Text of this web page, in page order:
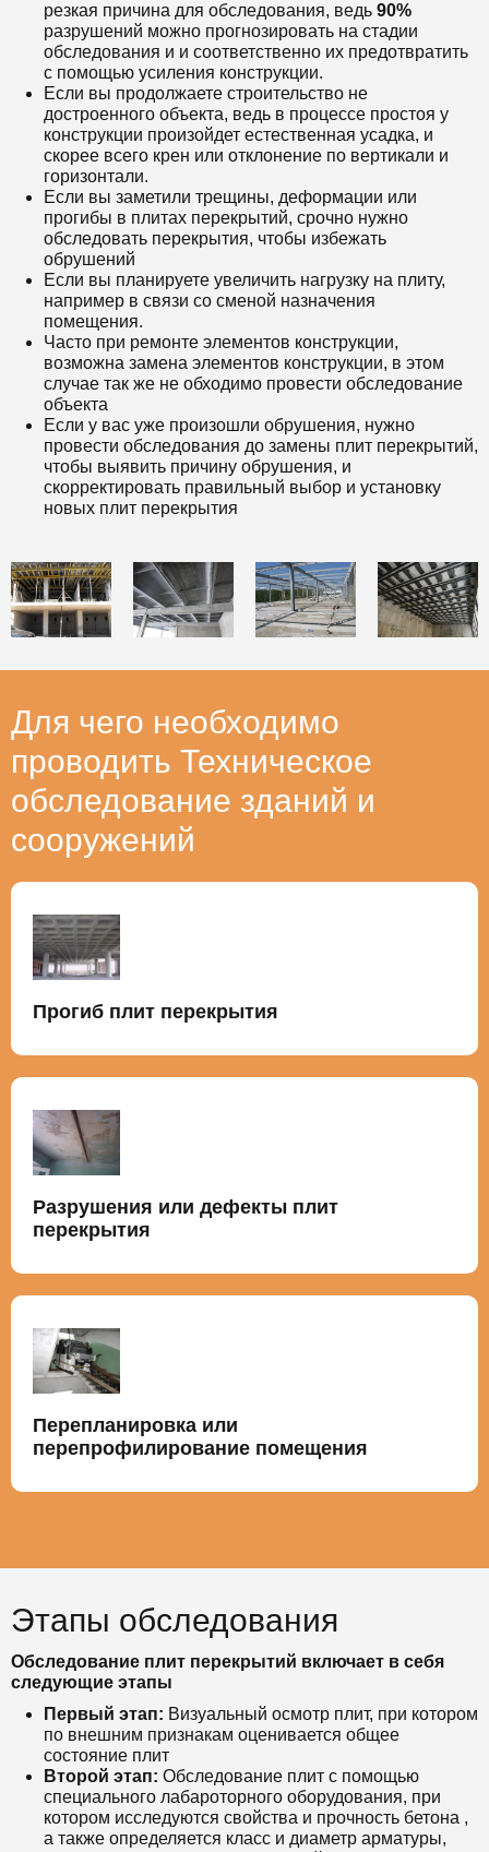
резкая причина для обследования, ведь 90%
разрушений можно прогнозировать на стадии
обследования и и соответственно их предотвратить
с помощью усиления конструкции.
Если вы продолжаете строительство не
достроенного объекта, ведь в процессе простоя у
конструкции произойдет естественная усадка, и
скорее всего крен или отклонение по вертикали и
горизонтали.
Если вы заметили трещины, деформации или
прогибы в плитах перекрытий, срочно нужно
обследовать перекрытия, чтобы избежать
обрушений
Если вы планируете увеличить нагрузку на плиту,
например в связи со сменой назначения
помещения.
Часто при ремонте элементов конструкции,
возможна замена элементов конструкции, в этом
случае так же не обходимо провести обследование
объекта
Если у вас уже произошли обрушения, нужно
провести обследования до замены плит перекрытий,
чтобы выявить причину обрушения, и
скорректировать правильный выбор и установку
новых плит перекрытия
Для чего необходимо
проводить Техническое
обследование зданий и
сооружений
Прогиб плит перекрытия
Разрушения или дефекты плит
перекрытия
Перепланировка или
перепрофилирование помещения
Этапы обследования
Обследование плит перекрытий включает в себя
следующие этапы
Первый этап: Визуальный осмотр плит, при котором
по внешним признакам оценивается общее
состояние плит
Второй этап: Обследование плит с помощью
специального лабароторного оборудования, при
котором исследуются свойства и прочность бетона ,
а также определяется класс и диаметр арматуры,